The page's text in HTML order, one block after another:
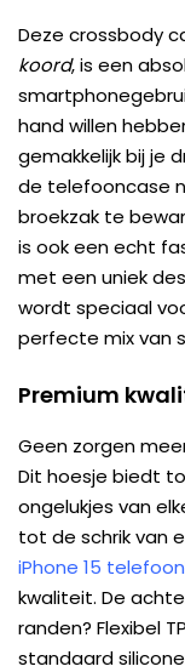
Deze crossbody
koord, is een
hand willen
gemakkelijk bij je
de telefooncase
broekzak te
is ook een echt
met een uniek
wordt speciaal
perfecte mix van
Premium
Geen zorgen
Dit hoesje biedt
ongelukjes van
tot de schrik van
iPhone 15
kwaliteit. De
randen? Flexibel
standaard